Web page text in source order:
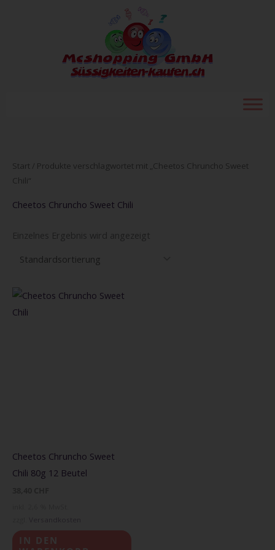
Start / Produkte verschlagwortet mit „Cheetos Chruncho Sweet
Chili“
Cheetos Chruncho Sweet Chili
Einzelnes Ergebnis wird angezeigt
Cheetos Chruncho Sweet
Chili 80g 12 Beutel
IN DEN